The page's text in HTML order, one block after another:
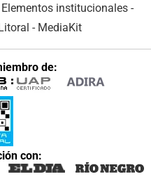
Elementos institucionales -
- MediaKit
de:
con: